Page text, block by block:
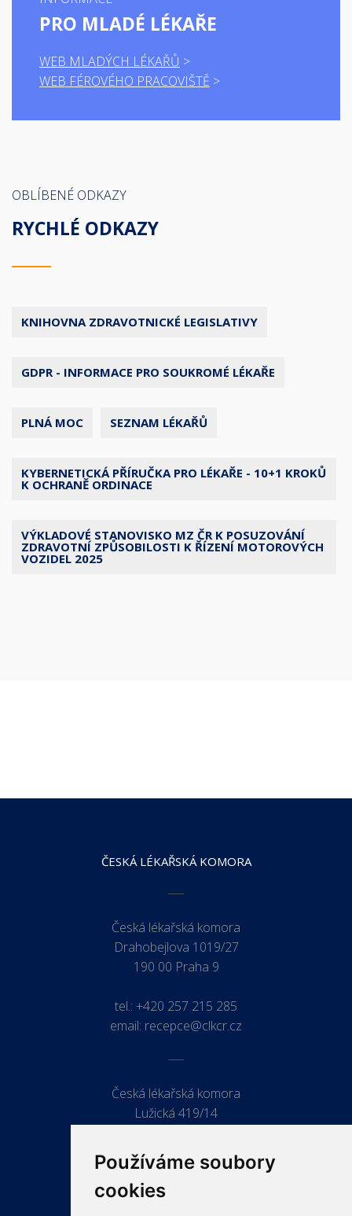
Používáme soubory
cookies
PRO MLADÉ LÉKAŘE
WEB MLADÝCH LÉKAŘŮ
WEB FÉROVÉHO PRACOVIŠTĚ
OBLÍBENÉ ODKAZY
RYCHLÉ ODKAZY
KNIHOVNA ZDRAVOTNICKÉ LEGISLATIVY
GDPR - INFORMACE PRO SOUKROMÉ LÉKAŘE
PLNÁ MOC SEZNAM LÉKAŘŮ
KYBERNETICKÁ PŘÍRUČKA PRO LÉKAŘE - 10+1 KROKŮ
K OCHRANĚ ORDINACE
VÝKLADOVÉ STANOVISKO MZ ČR K POSUZOVÁNÍ
ZDRAVOTNÍ ZPŮSOBILOSTI K ŘÍZENÍ MOTOROVÝCH
VOZIDEL 2025
ČESKÁ LÉKAŘSKÁ KOMORA
Česká lékařská komora
Drahobejlova 1019/27
190 00 Praha 9
tel.: +420 257 215 285
email: recepce@clkcr.cz
Česká lékařská komora
Lužická 419/14